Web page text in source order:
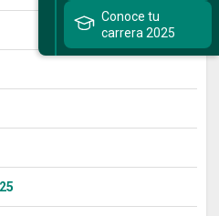
Conoce tu
carrera 2025